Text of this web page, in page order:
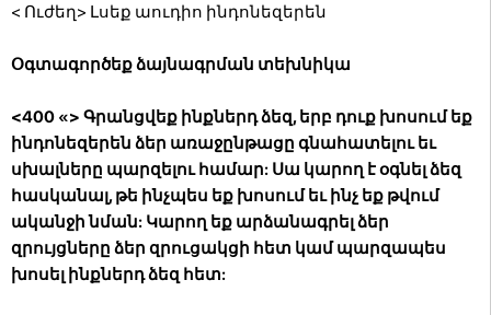
< Ուժեղ> Լսեք աուդիո ինդոնեզերեն
Օգտագործեք ձայնագրման տեխնիկա
<400 «> Գրանցվեք ինքներդ ձեզ, երբ դուք խոսում եք
ինդոնեզերեն ձեր առաջընթացը գնահատելու եւ
սխալները պարզելու համար: Սա կարող է օգնել ձեզ
հասկանալ, թե ինչպես եք խոսում եւ ինչ եք թվում
ականջի նման: Կարող եք արձանագրել ձեր
զրույցները ձեր զրուցակցի հետ կամ պարզապես
խոսել ինքներդ ձեզ հետ: